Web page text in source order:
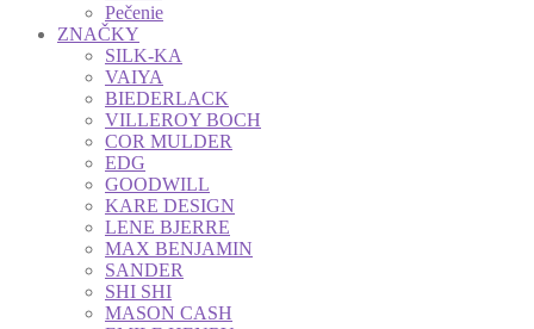
Pečenie
ZNAČKY
SILK-KA
VAIYA
BIEDERLACK
VILLEROY BOCH
COR MULDER
EDG
GOODWILL
KARE DESIGN
LENE BJERRE
MAX BENJAMIN
SANDER
SHI SHI
MASON CASH